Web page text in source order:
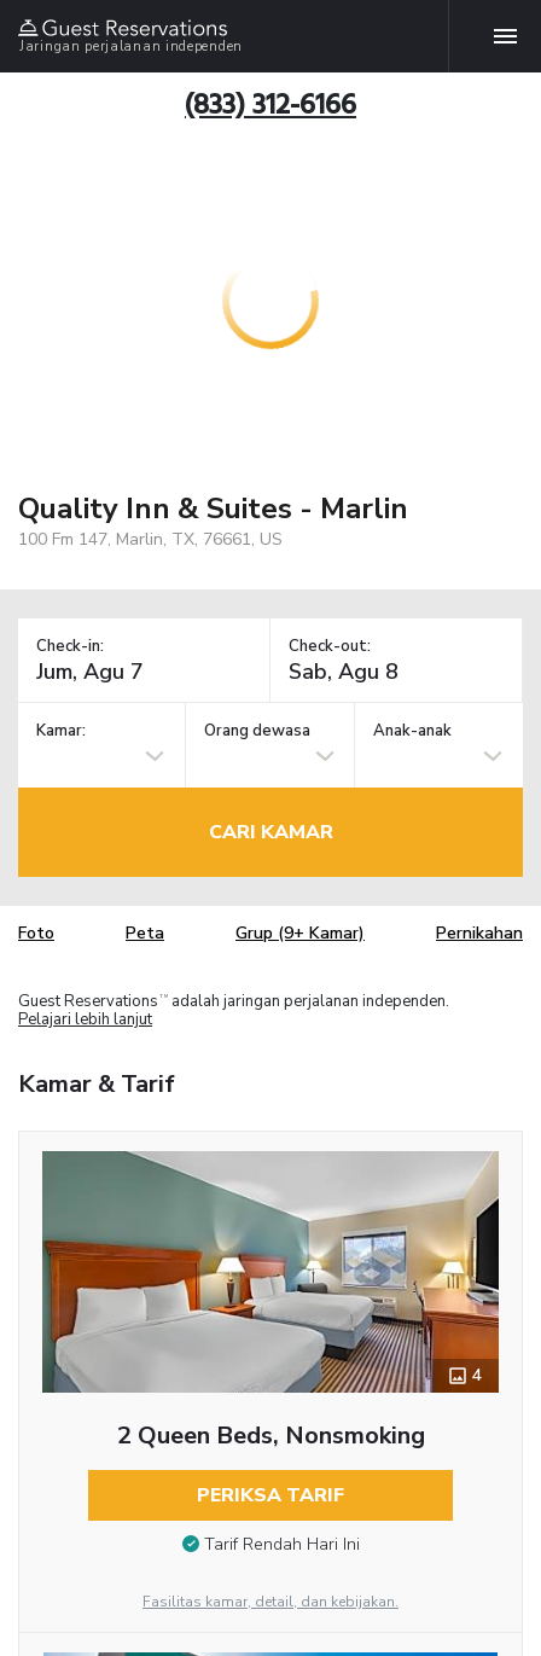
Jaringan perjalanan independen
(833) 312-6166
Quality Inn & Suites - Marlin
100 Fm 147, Marlin, TX, 76661, US
Check-in: Check-out:
Kamar: Orang dewasa Anak-anak
CARI KAMAR
Foto Peta Grup (9+ Kamar) Pernikahan
Guest Reservations TM
adalah jaringan perjalanan independen.
Pelajari lebih lanjut
Kamar & Tarif
4
2 Queen Beds, Nonsmoking
PERIKSA TARIF
Tarif Rendah Hari Ini
Fasilitas kamar, detail, dan kebijakan.